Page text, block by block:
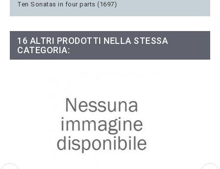
Ten Sonatas in four parts (1697)
16 ALTRI PRODOTTI NELLA STESSA
CATEGORIA: